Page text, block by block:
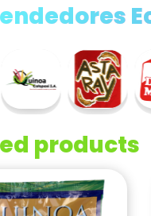
products